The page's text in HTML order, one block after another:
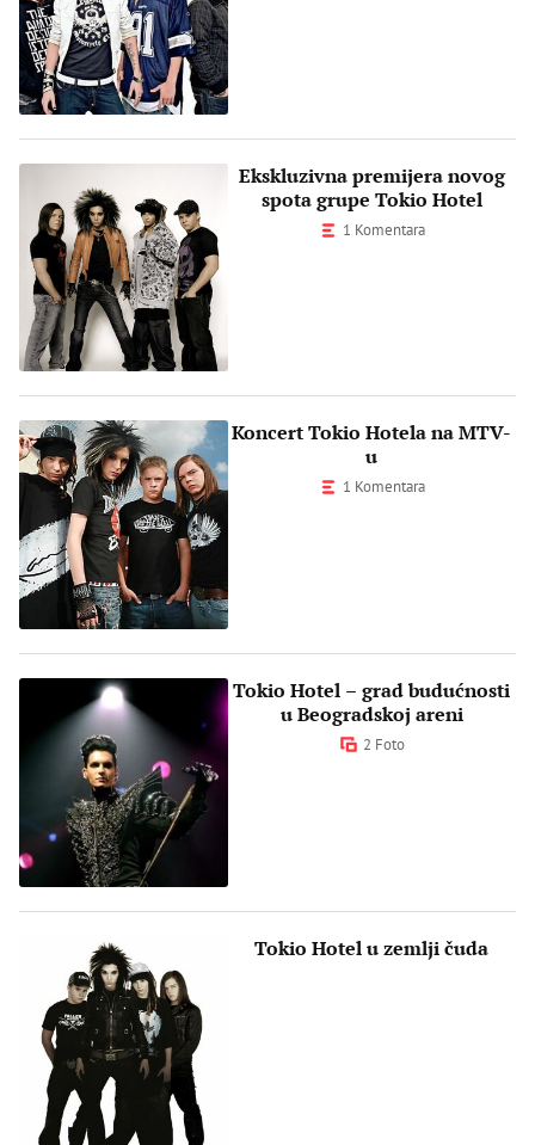
Ekskluzivna premijera novog
spota grupe Tokio Hotel
1 Komentara
Koncert Tokio Hotela na MTV-
u
1 Komentara
Tokio Hotel – grad budućnosti
u Beogradskoj areni
2 Foto
Tokio Hotel u zemlji čuda